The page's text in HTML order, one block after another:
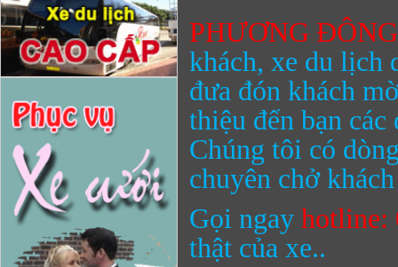
PHƯƠNG
khách, xe du lịch
đưa đón khách
thiệu đến bạn
Chúng tôi có
chuyên chở
Gọi ngay hotline:
thật của xe..